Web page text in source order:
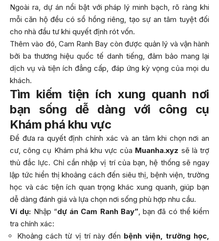
Ngoài ra, dự án nổi bật với pháp lý minh bạch, rõ ràng khi
mỗi căn hộ đều có sổ hồng riêng, tạo sự an tâm tuyệt đối
cho nhà đầu tư khi quyết định rót vốn.
Thêm vào đó, Cam Ranh Bay còn được quản lý và vận hành
bởi ba thương hiệu quốc tế danh tiếng, đảm bảo mang lại
dịch vụ và tiện ích đẳng cấp, đáp ứng kỳ vọng của mọi du
khách.
Tìm kiếm tiện ích xung quanh nơi
bạn sống dễ dàng với công cụ
Khám phá khu vực
Để đưa ra quyết định chính xác và an tâm khi chọn nơi an
cư, công cụ Khám phá khu vực của Muanha.xyz sẽ là trợ
thủ đắc lực. Chỉ cần nhập vị trí của bạn, hệ thống sẽ ngay
lập tức hiển thị khoảng cách đến siêu thị, bệnh viện, trường
học và các tiện ích quan trọng khác xung quanh, giúp bạn
dễ dàng đánh giá và lựa chọn nơi sống phù hợp nhu cầu.
Ví dụ: Nhập “dự án Cam Ranh Bay”, bạn đã có thể kiểm
tra chính xác:
Khoảng cách từ vị trí này đến bệnh viện, trường học,